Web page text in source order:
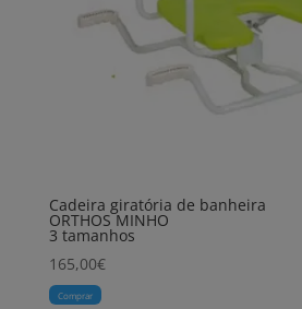
Cadeira giratória de banheira
ORTHOS MINHO
3 tamanhos
165,00€
Comprar